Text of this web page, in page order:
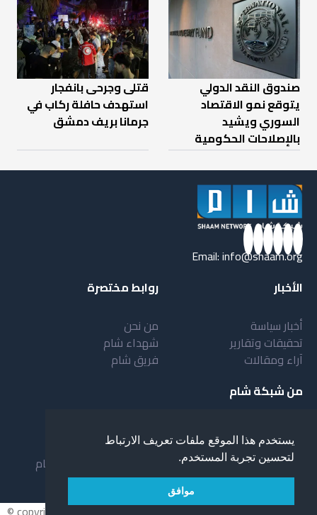
يستخدم هذا الموقع ملفات تعريف الارتباط
لتحسين تجربة المستخدم.
موافق
صندوق النقد الدولي
يتوقع نمو الاقتصاد
السوري ويشيد
بالإصلاحات الحكومية
قتلى وجرحى بانفجار
استهدف حافلة ركاب في
جرمانا بريف دمشق
Email:info@shaam.org
الأخبار
أخبار سياسة
تحقيقات وتقارير
آراء ومقالات
روابط مختصرة
من نحن
شهداء شام
فريق شام
من شبكة شام
أهداف شبكة شام
خدمات شبكة شام
المستفيدون من الشبكة
لمحة عن شبكة شبام
بنية شبكة شام
مقدمة عن شبكة شام
نظام العمل في شبكة شام